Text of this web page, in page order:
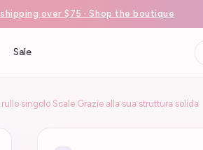
over $75 · Shop the boutique
Sale
singolo Scale Grazie alla sua struttura solida